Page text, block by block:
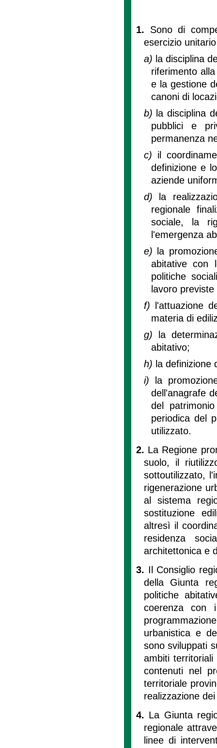
1. Sono di
esercizio
a) la disciplina
riferimento
e la gestione
canoni di
b) la disciplina
pubblici e
permanenza
c) il
definizione e
aziende
d)
la
regionale
sociale, la
l'emergenza
e)
la
abitative con
politiche
lavoro
f)
l'attuazione
materia di
g)
la
abitativo;
h) la definizione
i)
la
dell'anagrafe
del
periodica del
utilizzato.
2. La Regione
suolo, il
sottoutilizzato,
rigenerazione
al sistema
sostituzione
altresì il
residenza
architettonica e
3. Il Consiglio
della Giunta
politiche
coerenza con
urbanistica e
sono sviluppati
ambiti
contenuti nel
territoriale
realizzazione
4. La Giunta
regionale
linee di